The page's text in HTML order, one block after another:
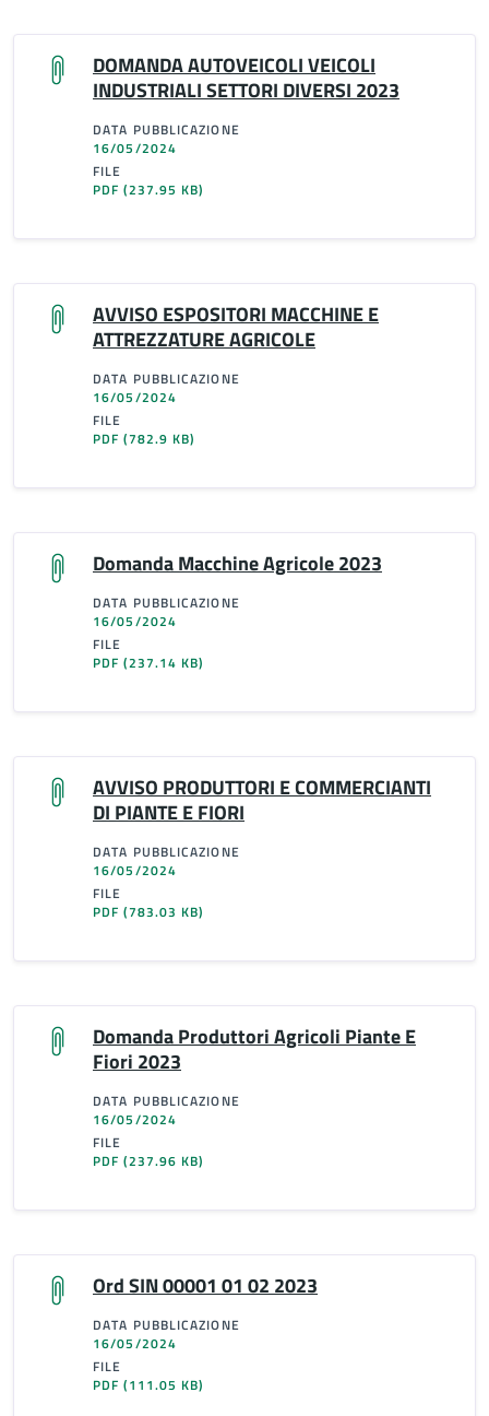
DOMANDA AUTOVEICOLI VEICOLI
INDUSTRIALI SETTORI DIVERSI 2023
DATA PUBBLICAZIONE
16/05/2024
FILE
PDF(237.95 KB)
AVVISO ESPOSITORI MACCHINE E
ATTREZZATURE AGRICOLE
DATA PUBBLICAZIONE
16/05/2024
FILE
PDF(782.9 KB)
Domanda Macchine Agricole 2023
DATA PUBBLICAZIONE
16/05/2024
FILE
PDF(237.14 KB)
AVVISO PRODUTTORI E COMMERCIANTI
DI PIANTE E FIORI
DATA PUBBLICAZIONE
16/05/2024
FILE
PDF(783.03 KB)
Domanda Produttori Agricoli Piante E
Fiori 2023
DATA PUBBLICAZIONE
16/05/2024
FILE
PDF(237.96 KB)
Ord SIN 00001 01 02 2023
DATA PUBBLICAZIONE
16/05/2024
FILE
PDF(111.05 KB)